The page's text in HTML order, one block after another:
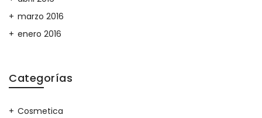
marzo 2016
enero 2016
Categorías
Cosmetica